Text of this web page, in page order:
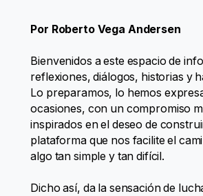
Por Roberto Vega Andersen
Bienvenidos a este espacio de
reflexiones, diálogos, historias y
Lo preparamos, lo hemos
ocasiones, con un compromiso
inspirados en el deseo de
plataforma que nos facilite el
algo tan simple y tan difícil.
Dicho así, da la sensación de